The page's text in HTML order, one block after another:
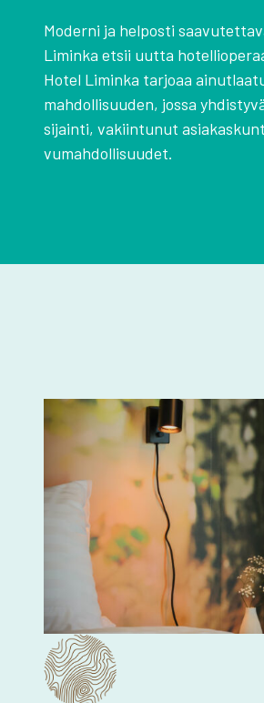
Moder­ni ja hel­pos­ti
Limin­ka etsii uut­ta
Hotel Limin­ka tar­jo­aa
mah­dol­li­suu­den, jos­sa
sijain­ti, vakiin­tu­nut
vu­mah­dol­li­suu­det.